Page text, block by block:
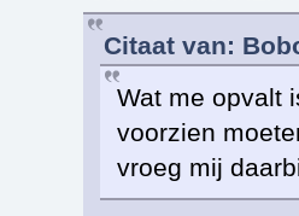
Citaat van:
Wat me opvalt
voorzien
vroeg mij